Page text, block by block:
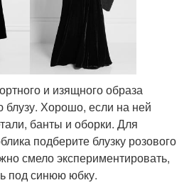
и изящного образа
Хорошо, если на ней
банты и оборки. Для
подберите блузку розового
смело экспериментировать,
под синюю юбку.